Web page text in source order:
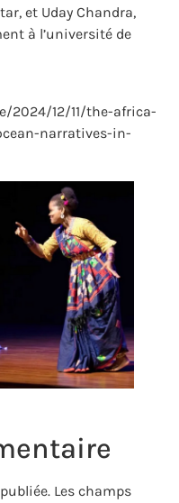
et Uday Chandra,
à l’université de
2024/12/11/the-africa-
narratives-in-
Les champs